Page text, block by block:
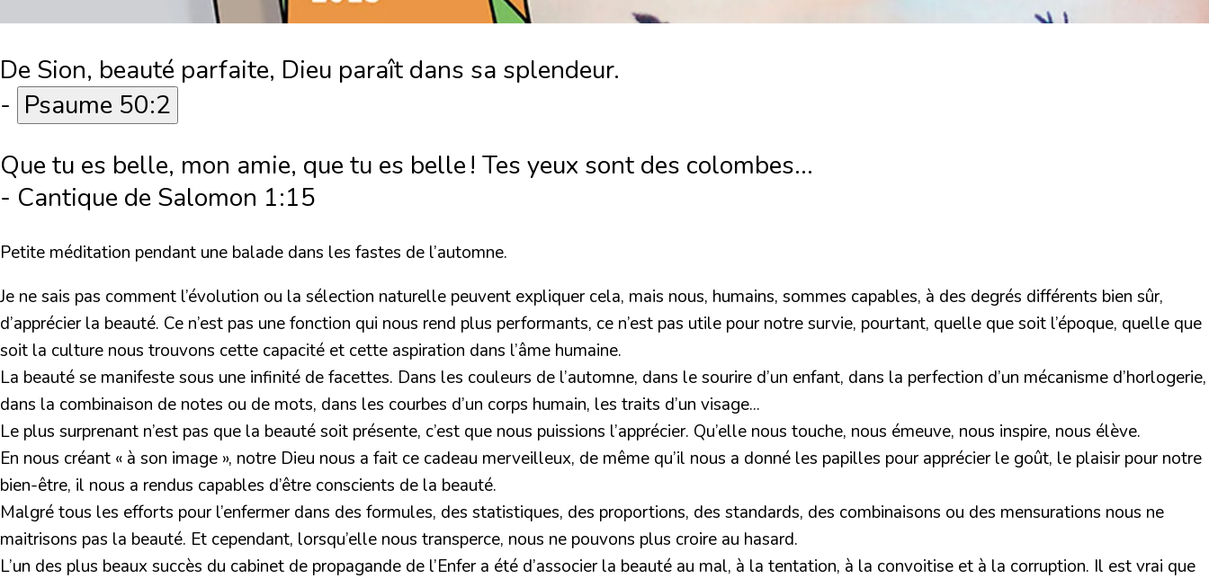
De Sion, beauté parfaite, Dieu paraît dans sa splendeur.
- Psaume 50:2
Que tu es belle, mon amie, que tu es belle ! Tes yeux sont des colombes...
- Cantique de Salomon 1:15
Petite méditation pendant une balade dans les fastes de l’automne.
Je ne sais pas comment l’évolution ou la sélection naturelle peuvent expliquer cela, mais nous, humains, sommes capables, à des degrés différents bien sûr,
d’apprécier la beauté. Ce n’est pas une fonction qui nous rend plus performants, ce n’est pas utile pour notre survie, pourtant, quelle que soit l’époque, quelle que
soit la culture nous trouvons cette capacité et cette aspiration dans l’âme humaine.
La beauté se manifeste sous une infinité de facettes. Dans les couleurs de l’automne, dans le sourire d’un enfant, dans la perfection d’un mécanisme d’horlogerie,
dans la combinaison de notes ou de mots, dans les courbes d’un corps humain, les traits d’un visage...
Le plus surprenant n’est pas que la beauté soit présente, c’est que nous puissions l’apprécier. Qu’elle nous touche, nous émeuve, nous inspire, nous élève.
En nous créant « à son image », notre Dieu nous a fait ce cadeau merveilleux, de même qu’il nous a donné les papilles pour apprécier le goût, le plaisir pour notre
bien-être, il nous a rendus capables d’être conscients de la beauté.
Malgré tous les efforts pour l’enfermer dans des formules, des statistiques, des proportions, des standards, des combinaisons ou des mensurations nous ne
maitrisons pas la beauté. Et cependant, lorsqu’elle nous transperce, nous ne pouvons plus croire au hasard.
L’un des plus beaux succès du cabinet de propagande de l’Enfer a été d’associer la beauté au mal, à la tentation, à la convoitise et à la corruption. Il est vrai que